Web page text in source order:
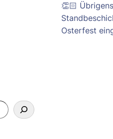
👏🏻
Osterfest